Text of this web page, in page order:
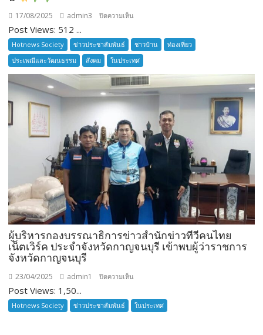
17/08/2025 admin3 ปิดความเห็น
จังหวัด
ชลบุรี
“ชลบุรี
จัด
กิจกรรม
‘ดำนา
วัน
แม่
เกี่ยว
ข้าว
วัน
พ่อ’
ครบ
รอบ
Post Views: 512 ...
Hotnews Society ข่าวประชาสัมพันธ์ ชาวบ้าน
ท่องเที่ยว
ประเพณีและวัฒนธรรม
สังคม ในประเทศ
ผู้บริหารกองบรรณาธิการข่าวสำนักข่าวทีวีคนไทย
เน็ตเวิร์ค ประจำจังหวัดกาญจนบุรี เข้าพบผู้ว่าราชการ
จังหวัดกาญจนบุรี
23/04/2025 admin1 ปิดความเห็น
บริหาร
กอง
Post Views: 1,50...
Hotnews Society ข่าวประชาสัมพันธ์ ในประเทศ